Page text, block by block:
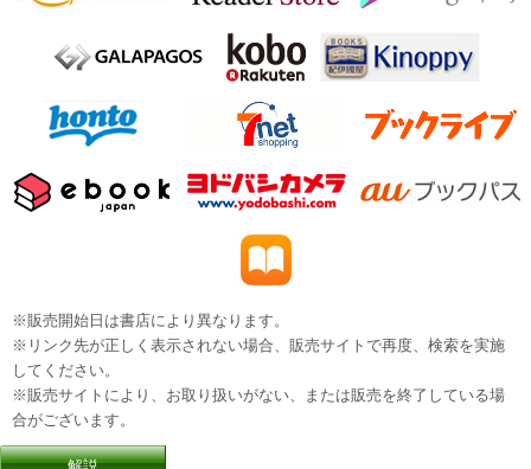
※販売開始日は書店により異なります。
※リンク先が正しく表示されない場合、販売サイトで再度、検索を実施
してください。
※販売サイトにより、お取り扱いがない、または販売を終了している場
合がございます。